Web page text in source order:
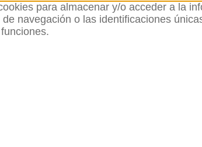
para almacenar y/o acceder a la
navegación o las identificaciones